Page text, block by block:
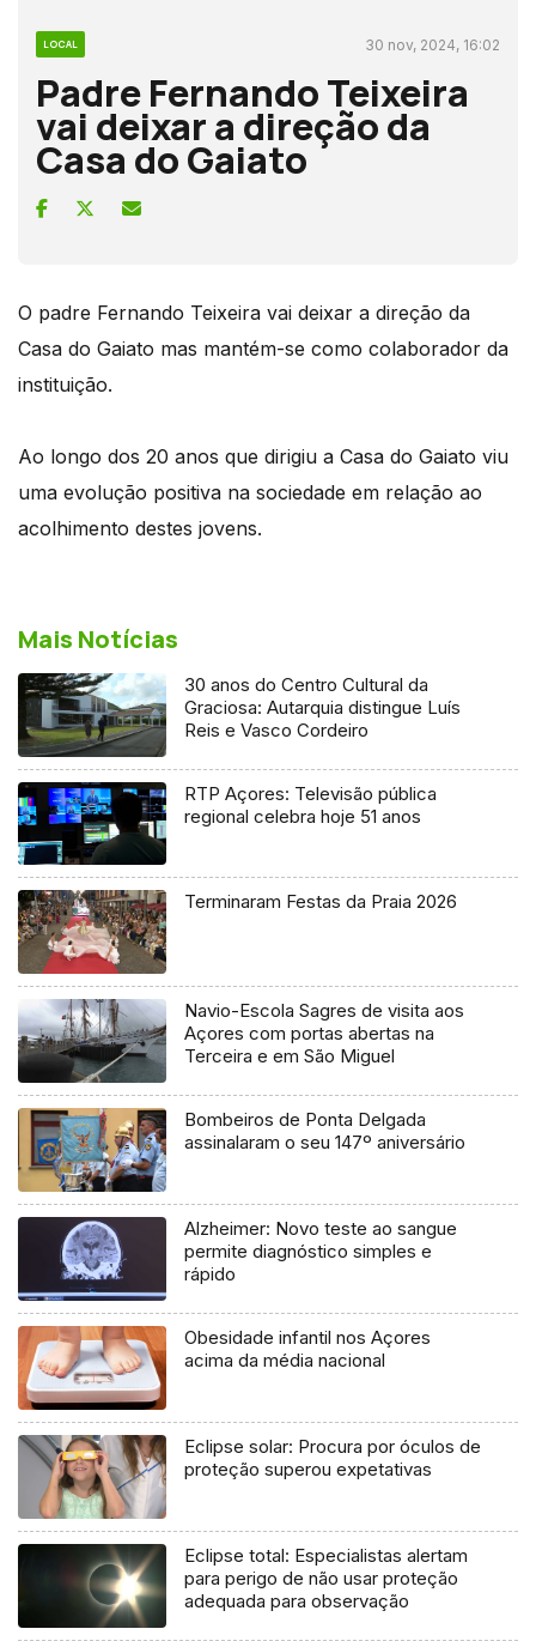
LOCAL 30 nov, 2024, 16:02
Padre Fernando Teixeira
vai deixar a direção da
Casa do Gaiato
O padre Fernando Teixeira vai deixar a direção da
Casa do Gaiato mas mantém-se como colaborador da
instituição.
Ao longo dos 20 anos que dirigiu a Casa do Gaiato viu
uma evolução positiva na sociedade em relação ao
acolhimento destes jovens.
Mais Notícias
30 anos do Centro Cultural da
Graciosa: Autarquia distingue Luís
Reis e Vasco Cordeiro
RTP Açores: Televisão pública
regional celebra hoje 51 anos
Terminaram Festas da Praia 2026
Navio-Escola Sagres de visita aos
Açores com portas abertas na
Terceira e em São Miguel
Bombeiros de Ponta Delgada
assinalaram o seu 147º aniversário
Alzheimer: Novo teste ao sangue
permite diagnóstico simples e
rápido
Obesidade infantil nos Açores
acima da média nacional
Eclipse solar: Procura por óculos de
proteção superou expetativas
Eclipse total: Especialistas alertam
para perigo de não usar proteção
adequada para observação